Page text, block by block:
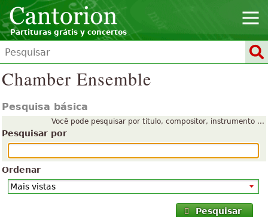
Partituras grátis y concertos
Chamber Ensemble
Pesquisa básica
Você pode pesquisar por título, compositor, instrumento ...
Pesquisar por
Ordenar
Pesquisar